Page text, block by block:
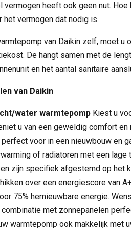
vermogen heeft ook geen nut.
vermogen dat nodig is.
van Daikin zelf, moet u
De hangt samen met de
en het aantal sanitaire
van Daikin
water warmtepomp Kiest u
u van een geweldig comfort
voor in een nieuwbouw en
of radiatoren met een lage
zijn specifiek afgestemd op het
over een energiescore van
75% hernieuwbare energie.
met zonnepanelen
warmtepomp ook makkelijk met